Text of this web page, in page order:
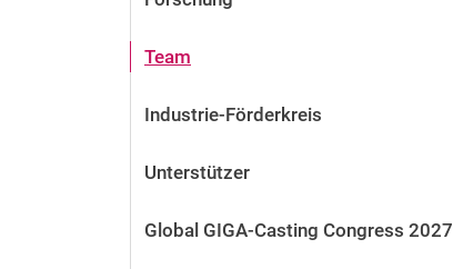
Team
Industrie-Förderkreis
Unterstützer
Global GIGA-Casting Congress 2027